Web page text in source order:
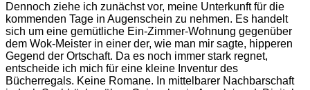
Dennoch ziehe ich zunächst vor, meine Unterkunft für die
kommenden Tage in Augenschein zu nehmen. Es handelt
sich um eine gemütliche Ein-Zimmer-Wohnung gegenüber
dem Wok-Meister in einer der, wie man mir sagte, hipperen
Gegend der Ortschaft. Da es noch immer stark regnet,
entscheide ich mich für eine kleine Inventur des
Bücherregals. Keine Romane. In mittelbarer Nachbarschaft